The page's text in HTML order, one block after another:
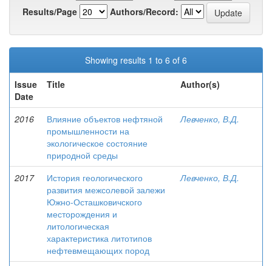
Results/Page
Authors/Record:
Showing results 1 to 6 of 6
Issue
Date
Title Author(s)
2016
Влияние объектов нефтяной
промышленности на
экологическое состояние
природной среды
Левченко, В.Д.
2017
История геологического
развития межсолевой залежи
Южно-Осташковичского
месторождения и
литологическая
характеристика литотипов
нефтевмещающих пород
Левченко, В.Д.